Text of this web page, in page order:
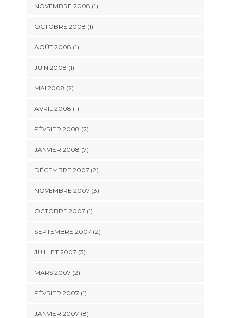
NOVEMBRE 2008 (1)
OCTOBRE 2008 (1)
AOÛT 2008 (1)
JUIN 2008 (1)
MAI 2008 (2)
AVRIL 2008 (1)
FÉVRIER 2008 (2)
JANVIER 2008 (7)
DÉCEMBRE 2007 (2)
NOVEMBRE 2007 (3)
OCTOBRE 2007 (1)
SEPTEMBRE 2007 (2)
JUILLET 2007 (3)
MARS 2007 (2)
FÉVRIER 2007 (1)
JANVIER 2007 (8)